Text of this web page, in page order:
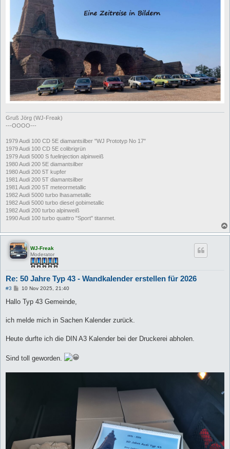
Gruß Jörg (WJ-Freak)
---OOOO---
1979 Audi 100 CD 5E diamantsilber "WJ Prototyp No 17"
1979 Audi 100 CD 5E colibrigrün
1979 Audi 5000 S fuelinjection alpinweiß
1980 Audi 200 5E diamantsilber
1980 Audi 200 5T kupfer
1981 Audi 200 5T diamantsilber
1981 Audi 200 5T meteormetallic
1982 Audi 5000 turbo lhasametallic
1982 Audi 5000 turbo diesel gobimetallic
1982 Audi 200 turbo alpinweiß
1990 Audi 100 turbo quattro "Sport" titanmet.
WJ-Freak
Moderator
Re: 50 Jahre Typ 43 - Wandkalender erstellen für 2026
#3
B
i
a
10 Nov 2025, 21:40
Hallo Typ 43 Gemeinde,
ich melde mich in Sachen Kalender zurück.
Heute durfte ich die DIN A3 Kalender bei der Druckerei abholen.
Sind toll geworden.